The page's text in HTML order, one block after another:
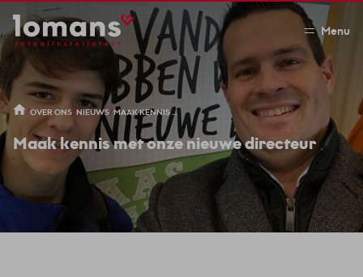
Menu
/OVER ONS/NIEUWS/ MAAK KENNIS MET ONZE NIEUWE DIRECTEUR
Maak kennis met onze nieuwe directeur